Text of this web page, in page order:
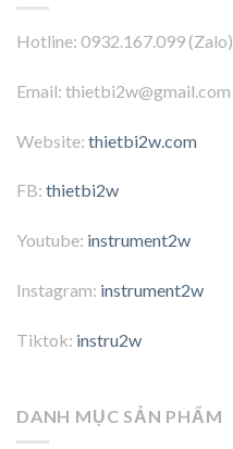
Hotline: 0932.167.099 (Zalo)
Email: thietbi2w@gmail.com
Website: thietbi2w.com
FB: thietbi2w
Youtube: instrument2w
Instagram: instrument2w
Tiktok: instru2w
DANH MỤC SẢN PHẨM